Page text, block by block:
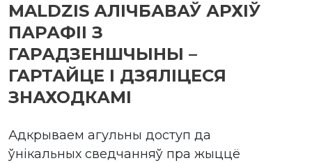
MALDZIS АЛІЧБАВАЎ АРХІЎ
ПАРАФІІ З
ГАРАДЗЕНШЧЫНЫ –
ГАРТАЙЦЕ І ДЗЯЛІЦЕСЯ
ЗНАХОДКАМІ
Адкрываем агульны доступ да
ўнікальных сведчанняў пра жыццё